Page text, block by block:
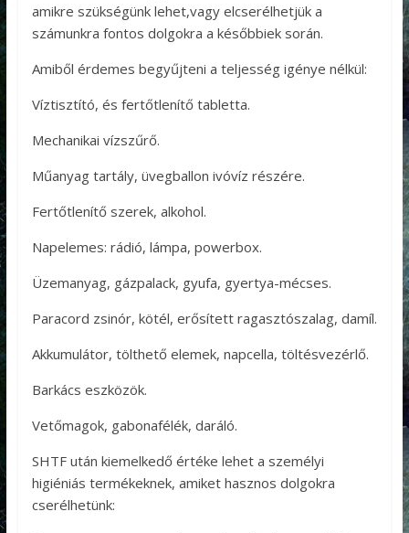
amikre szükségünk lehet,vagy elcserélhetjük a
számunkra fontos dolgokra a későbbiek során.
Amiből érdemes begyűjteni a teljesség igénye nélkül:
Víztisztító, és fertőtlenítő tabletta.
Mechanikai vízszűrő.
Műanyag tartály, üvegballon ivóvíz részére.
Fertőtlenítő szerek, alkohol.
Napelemes: rádió, lámpa, powerbox.
Üzemanyag, gázpalack, gyufa, gyertya-mécses.
Paracord zsinór, kötél, erősített ragasztószalag, damíl.
Akkumulátor, tölthető elemek, napcella, töltésvezérlő.
Barkács eszközök.
Vetőmagok, gabonafélék, daráló.
SHTF után kiemelkedő értéke lehet a személyi
higiéniás termékeknek, amiket hasznos dolgokra
cserélhetünk: